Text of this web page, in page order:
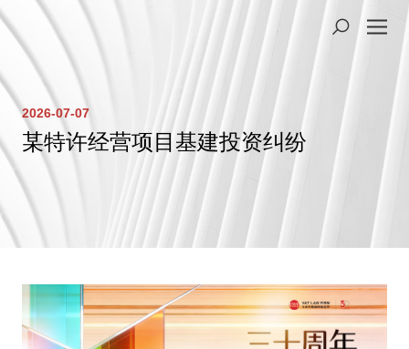
2026-07-07
某特许经营项目基建投资纠纷